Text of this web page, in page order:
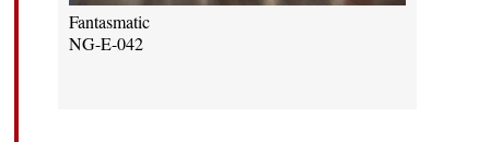
Fantasmatic
NG-E-042